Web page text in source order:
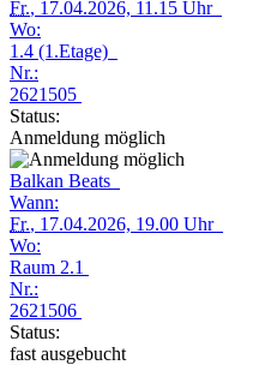
Fr., 17.04.2026, 11.15 Uhr
Wo:
1.4 (1.Etage)
Nr.:
2621505
Status:
Anmeldung möglich
Balkan Beats
Wann:
Fr., 17.04.2026, 19.00 Uhr
Wo:
Raum 2.1
Nr.:
2621506
Status:
fast ausgebucht